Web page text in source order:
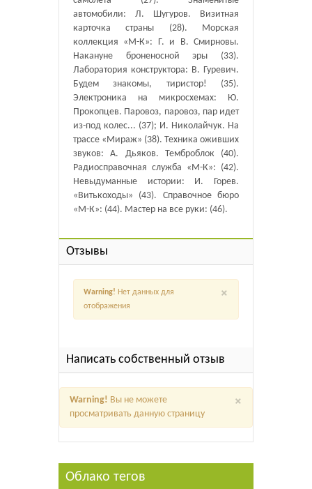
автомобили: Л. Шугуров. Визитная
карточка страны (28). Морская
коллекция «М-К»: Г. и В. Смирновы.
Накануне броненосной эры (33).
Лаборатория конструктора: В. Гуревич.
Будем знакомы, тиристор! (35).
Электроника на микросхемах: Ю.
Прокопцев. Паровоз, паровоз, пар идет
из-под колес... (37); И. Николайчук. На
трассе «Мираж» (38). Техника оживших
звуков: А. Дьяков. Темброблок (40).
Радиосправочная служба «М-К»: (42).
Невыдуманные истории: И. Горев.
«Витькоходы» (43). Справочное бюро
«М-К»: (44). Мастер на все руки: (46).
Отзывы
×
Warning! Нет данных для
отображения
Написать собственный отзыв
×
Warning! Вы не можете
просматривать данную страницу
Облако тегов